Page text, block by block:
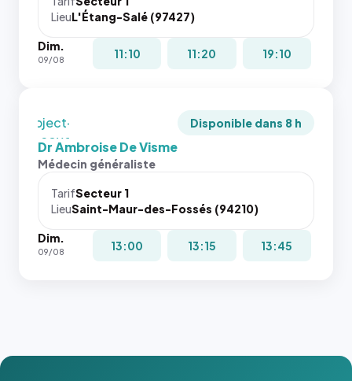
LieuL'Étang-Salé (97427)
Dim.
09/08 11:10 11:20 19:10
toutes les
puisque la
`object-
fit: cover`.
Sans ces
navigateur
pas la
place, et
Disponible dans 8 h
Dr Ambroise De Visme
Médecin généraliste
TarifSecteur 1
LieuSaint-Maur-des-Fossés (94210)
Dim.
09/08 13:00 13:15 13:45